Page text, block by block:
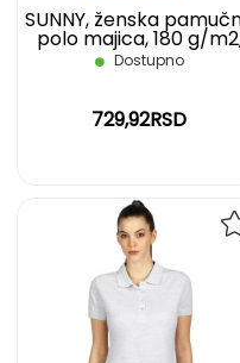
SUNNY, ženska
polo majica, 180 g/
svetlo pepeljasta, L
Dostupno
729,92RSD